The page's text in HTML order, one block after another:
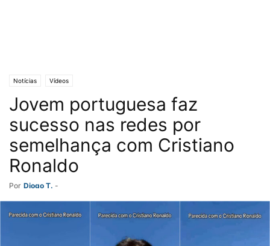
Notícias Vídeos
Jovem portuguesa faz
sucesso nas redes por
semelhança com Cristiano
Ronaldo
Por Diogo T. -